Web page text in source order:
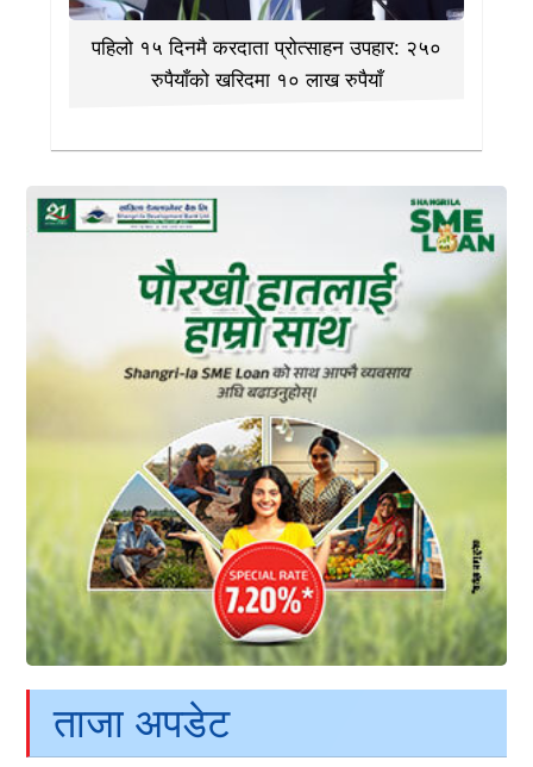
पहिलो १५ दिनमै करदाता प्रोत्साहन उपहार: २५०
रुपैयाँको खरिदमा १० लाख रुपैयाँ
ताजा अपडेट